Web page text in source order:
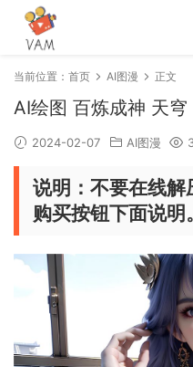
当前位置： 首页 AI图漫 正文
AI绘图 百炼成神 天
2024-02-07 AI图漫
说明：不要在线
购买按钮下面说明。